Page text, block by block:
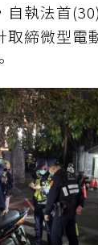
執法首
取締微型電